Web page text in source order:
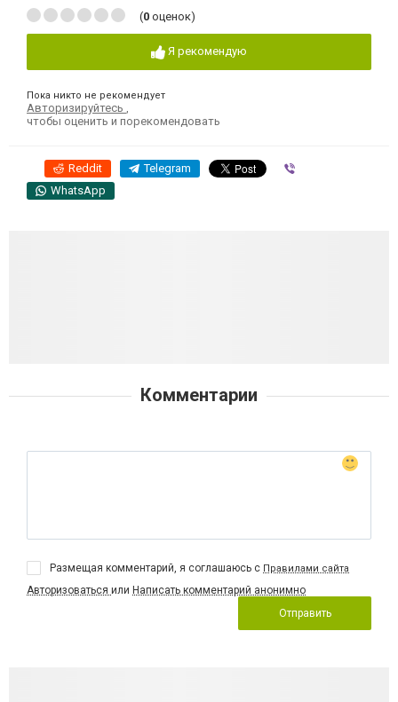
(0 оценок)
Я рекомендую
Пока никто не рекомендует
Авторизируйтесь
чтобы оценить и порекомендовать
Reddit Telegram
WhatsApp
Комментарии
Размещая комментарий, я соглашаюсь с Правилами сайта
Авторизоваться или Написать комментарий анонимно
Отправить